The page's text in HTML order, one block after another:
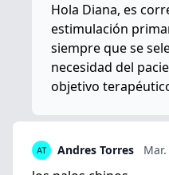
Hola Diana, es
estimulación
siempre que se
necesidad del
objetivo
Andres Torres